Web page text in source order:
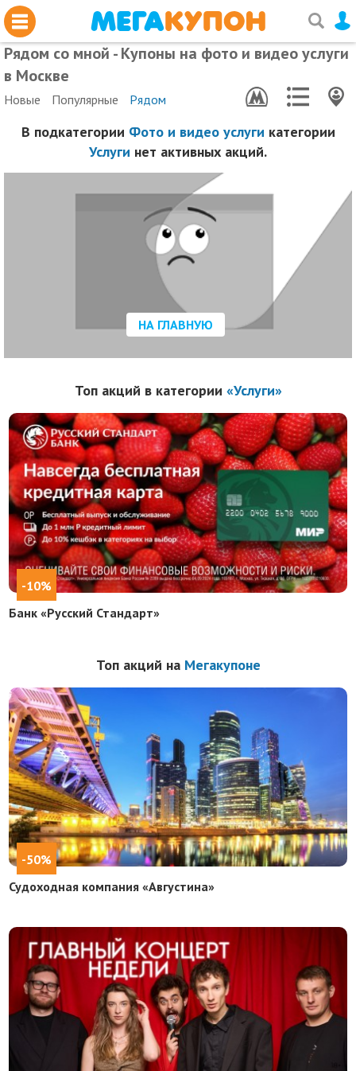
Рядом со мной - Купоны на фото и видео услуги
в Москве
Новые Популярные Рядом
В подкатегории Фото и видео услуги категории
Услуги нет активных акций.
НА ГЛАВНУЮ
Топ акций в категории «Услуги»
-10%
Банк «Русский Стандарт»
Топ акций на Мегакупоне
-50%
Судоходная компания «Августина»